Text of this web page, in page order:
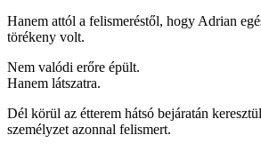
Hanem attól a felismeréstől, hogy Adrian
törékeny volt.
Nem valódi erőre épült.
Hanem látszatra.
Dél körül az étterem hátsó bejáratán
személyzet azonnal felismert.